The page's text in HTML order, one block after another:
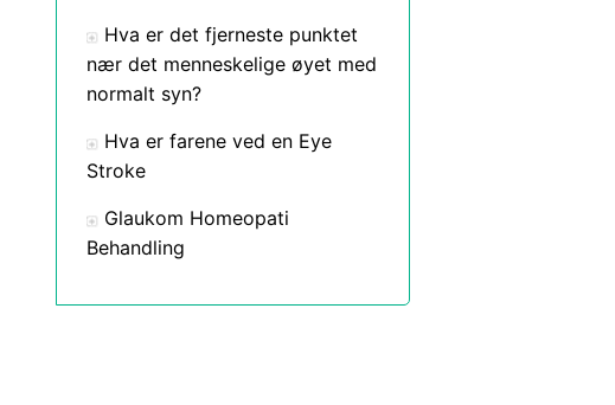
Hva er det fjerneste punktet
nær det menneskelige øyet med
normalt syn?
Hva er farene ved en Eye
Stroke
Glaukom Homeopati
Behandling